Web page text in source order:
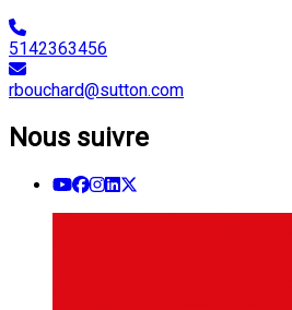
5142363456
rbouchard@sutton.com
Nous suivre